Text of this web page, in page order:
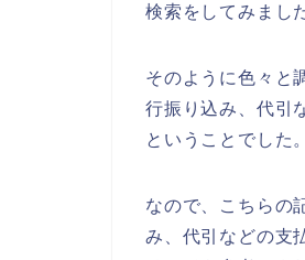
検索をしてみまし
そのように色々と
行振り込み、代引
ということでした。
なので、こちらの
み、代引などの支